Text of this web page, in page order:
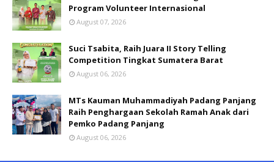
Program Volunteer Internasional
August 07, 2026
Suci Tsabita, Raih Juara II Story Telling
Competition Tingkat Sumatera Barat
August 06, 2026
MTs Kauman Muhammadiyah Padang Panjang
Raih Penghargaan Sekolah Ramah Anak dari
Pemko Padang Panjang
August 06, 2026